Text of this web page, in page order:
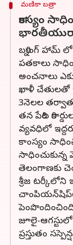
మణికా బత్రా
కాంస్యం
బర్నింగ్ హామ్
పతకాలు
అంచనాలు
ఖాళీ చేతులతో
3నెలల
తన పేరిట
వ్యవధిలో
కాంస్యం
తెలంగాణకు
శ్రీజ టర్కీలోని
జూలై-
ప్రస్తుతం